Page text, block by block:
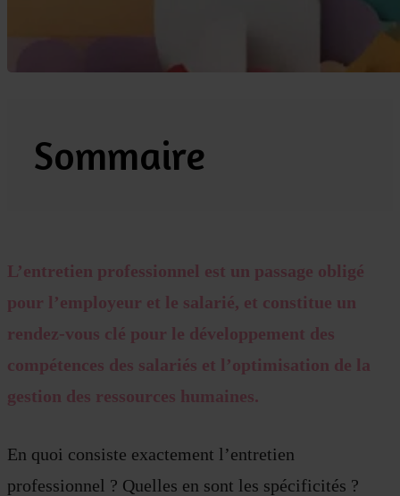
Sommaire
L’entretien professionnel est un passage obligé
pour l’employeur et le salarié, et constitue un
rendez-vous clé pour le développement des
compétences des salariés et l’optimisation de la
gestion des ressources humaines.
En quoi consiste exactement l’entretien
professionnel ? Quelles en sont les spécificités ?